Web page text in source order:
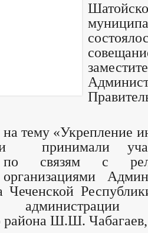
тему «Укрепление
принимали
по связям с
Чеченской
района Ш.Ш.